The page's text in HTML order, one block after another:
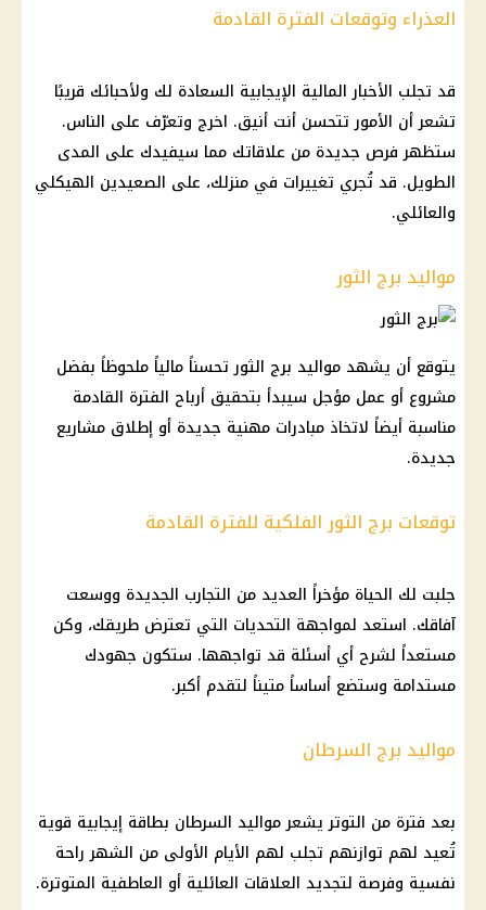
العذراء وتوقعات الفترة القادمة
قد تجلب الأخبار المالية الإيجابية السعادة لك ولأحبائك قريبًا
تشعر أن الأمور تتحسن أنت أنيق. اخرج وتعرّف على الناس.
ستظهر فرص جديدة من علاقاتك مما سيفيدك على المدى
الطويل. قد تُجري تغييرات في منزلك، على الصعيدين الهيكلي
والعائلي.
مواليد برج الثور
يتوقع أن يشهد مواليد برج الثور تحسناً مالياً ملحوظاً بفضل
مشروع أو عمل مؤجل سيبدأ بتحقيق أرباح الفترة القادمة
مناسبة أيضاً لاتخاذ مبادرات مهنية جديدة أو إطلاق مشاريع
جديدة.
توقعات برج الثور الفلكية للفترة القادمة
جلبت لك الحياة مؤخراً العديد من التجارب الجديدة ووسعت
آفاقك. استعد لمواجهة التحديات التي تعترض طريقك، وكن
مستعداً لشرح أي أسئلة قد تواجهها. ستكون جهودك
مستدامة وستضع أساساً متيناً لتقدم أكبر.
مواليد برج السرطان
بعد فترة من التوتر يشعر مواليد السرطان بطاقة إيجابية قوية
تُعيد لهم توازنهم تجلب لهم الأيام الأولى من الشهر راحة
نفسية وفرصة لتجديد العلاقات العائلية أو العاطفية المتوترة.